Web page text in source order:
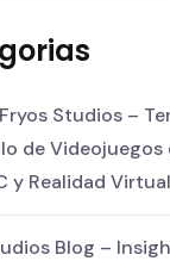
Studios –
de
y Realidad Virtual
Blog –